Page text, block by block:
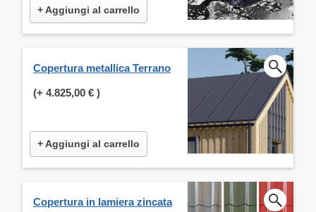
+ Aggiungi al carrello
Copertura metallica Terrano
(+ 4.825,00 € )
+ Aggiungi al carrello
Copertura in lamiera zincata